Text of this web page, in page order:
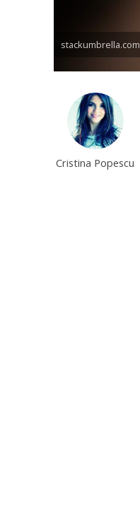
stackumbrella.com
Cristina Popescu